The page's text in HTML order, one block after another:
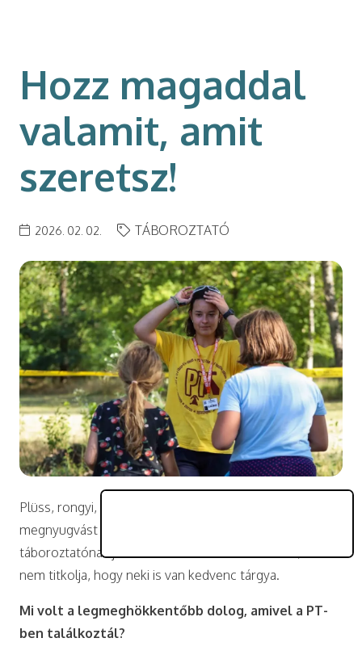
Hozz magaddal
valamit, amit
szeretsz!
2026. 02. 02. TÁBOROZTATÓ
Plüss, rongyi,
megnyugvást adni honvágy esetén. A 18 éves Andi
táboroztatónak jelentkezett a
nem titkolja, hogy neki is van kedvenc tárgya.
Mi volt a legmeghökkentőbb dolog, amivel a PT-
ben találkoztál?